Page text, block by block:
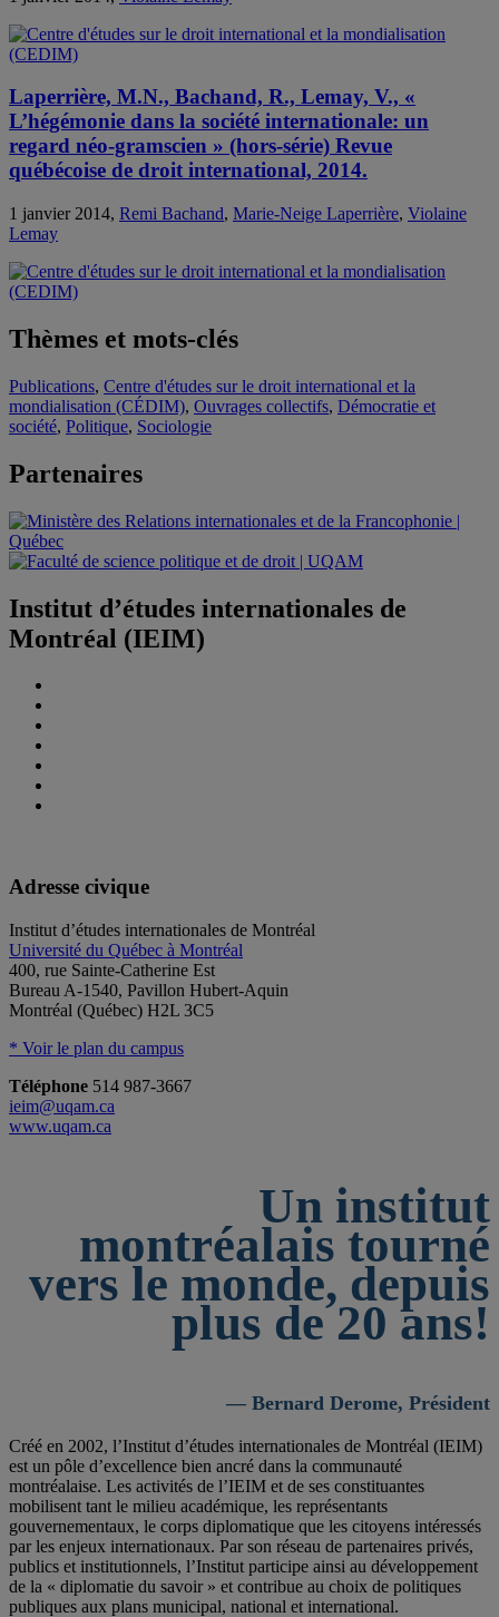
Laperrière, M.N., Bachand, R., Lemay, V., «
L’hégémonie dans la société internationale: un
regard néo-gramscien » (hors-série) Revue
québécoise de droit international, 2014.
1 janvier 2014, Remi Bachand, Marie-Neige Laperrière, Violaine
Lemay
Thèmes et mots-clés
Publications, Centre d'études sur le droit international et la
mondialisation (CÉDIM), Ouvrages collectifs, Démocratie et
société, Politique, Sociologie
Partenaires
Institut d’études internationales de
Montréal (IEIM)
Adresse civique
Institut d’études internationales de Montréal
Université du Québec à Montréal
400, rue Sainte-Catherine Est
Bureau A-1540, Pavillon Hubert-Aquin
Montréal (Québec) H2L 3C5
* Voir le plan du campus
Téléphone 514 987-3667
ieim@uqam.ca
www.uqam.ca
Un institut
montréalais tourné
vers le monde, depuis
plus de 20 ans!
— Bernard Derome, Président
Créé en 2002, l’Institut d’études internationales de Montréal (IEIM)
est un pôle d’excellence bien ancré dans la communauté
montréalaise. Les activités de l’IEIM et de ses constituantes
mobilisent tant le milieu académique, les représentants
gouvernementaux, le corps diplomatique que les citoyens intéressés
par les enjeux internationaux. Par son réseau de partenaires privés,
publics et institutionnels, l’Institut participe ainsi au développement
de la « diplomatie du savoir » et contribue au choix de politiques
publiques aux plans municipal, national et international.